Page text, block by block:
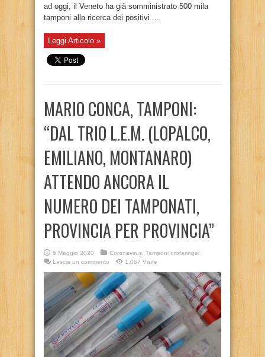
ad oggi, il Veneto ha già somministrato 500 mila
tamponi alla ricerca dei positivi ...
Leggi Articolo »
MARIO CONCA, TAMPONI:
“DAL TRIO L.E.M. (LOPALCO,
EMILIANO, MONTANARO)
ATTENDO ANCORA IL
NUMERO DEI TAMPONATI,
PROVINCIA PER PROVINCIA”
6 Maggio 2020 Coronavirus Tamponi orofaringei
Lascia un commento
1,057 Visite